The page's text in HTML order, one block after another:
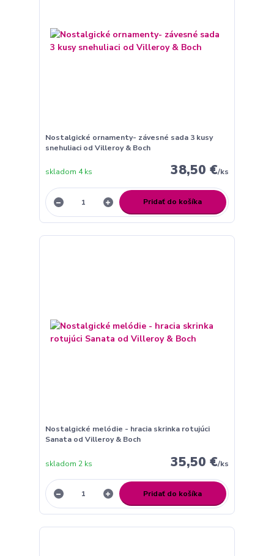
Nostalgické ornamenty- závesné sada 3 kusy
snehuliaci od Villeroy & Boch
38,50 €/ks
skladom 4 ks
Pridať do košíka
Nostalgické melódie - hracia skrinka rotujúci
Sanata od Villeroy & Boch
35,50 €/ks
skladom 2 ks
Pridať do košíka